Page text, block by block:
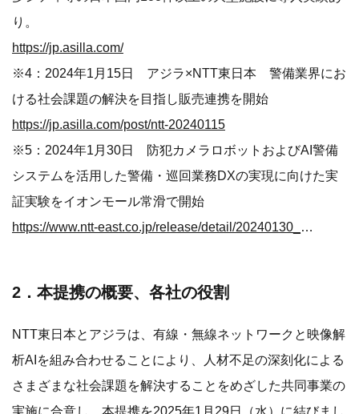
り。
https://jp.asilla.com/
※4：2024年1月15日 アジラ×NTT東日本 警備業界にお
ける社会課題の解決を目指し販売連携を開始
https://jp.asilla.com/post/ntt-20240115
※5：2024年1月30日 防犯カメラロボットおよびAI警備
システムを活用した警備・巡回業務DXの実現に向けた実
証実験をイオンモール常滑で開始
https://www.ntt-east.co.jp/release/detail/20240130_01.html
2．本提携の概要、各社の役割
NTT東日本とアジラは、有線・無線ネットワークと映像解
析AIを組み合わせることにより、人材不足の深刻化による
さまざまな社会課題を解決することをめざした共同事業の
実施に合意し、本提携を2025年1月29日（水）に結びまし